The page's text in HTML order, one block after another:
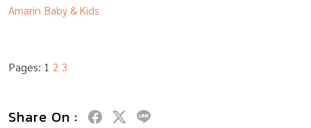
Amarin Baby & Kids
Pages: 1 2 3
Share On :